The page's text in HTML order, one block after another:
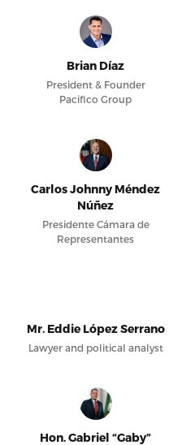
Brian Díaz
President & Founder
Pacifico Group
Carlos Johnny Méndez
Núñez
Presidente Cámara de
Representantes
Mr. Eddie López Serrano
Lawyer and political analyst
Hon. Gabriel “Gaby”